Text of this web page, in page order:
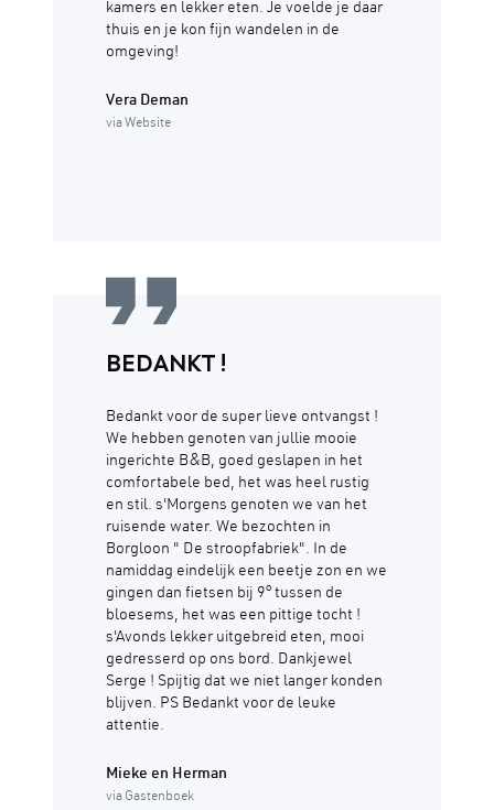
kamers en lekker eten. Je voelde je daar
thuis en je kon fijn wandelen in de
omgeving!
Vera Deman
via Website
BEDANKT !
Bedankt voor de super lieve ontvangst !
We hebben genoten van jullie mooie
ingerichte B&B, goed geslapen in het
comfortabele bed, het was heel rustig
en stil. s'Morgens genoten we van het
ruisende water. We bezochten in
Borgloon " De stroopfabriek". In de
namiddag eindelijk een beetje zon en we
gingen dan fietsen bij 9° tussen de
bloesems, het was een pittige tocht !
s'Avonds lekker uitgebreid eten, mooi
gedresserd op ons bord. Dankjewel
Serge ! Spijtig dat we niet langer konden
blijven. PS Bedankt voor de leuke
attentie.
Mieke en Herman
via Gastenboek